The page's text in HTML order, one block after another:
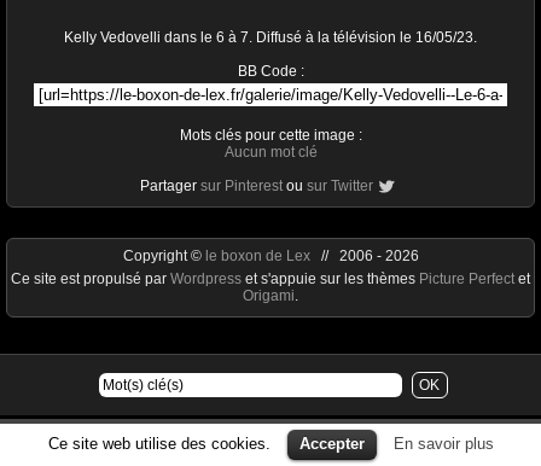
Kelly Vedovelli dans le 6 à 7. Diffusé à la télévision le 16/05/23.
BB Code :
Mots clés pour cette image :
Aucun mot clé
Partager sur Pinterest ou sur Twitter
Ce site web utilise des cookies. Accepter En savoir plus
Copyright © le boxon de Lex// 2006 - 2026
Ce site est propulsé par Wordpress et s'appuie sur les thèmes Picture Perfect et
Origami.